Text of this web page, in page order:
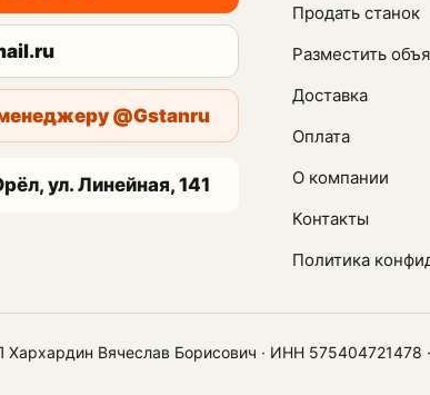
@Gstanru
ул. Линейная, 141
Продать станок
Разместить
Доставка
Оплата
О компании
Контакты
Политика
Хархардин Вячеслав Борисович · ИНН